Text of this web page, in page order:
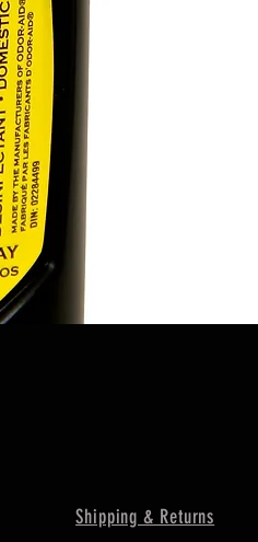
Shipping & Returns